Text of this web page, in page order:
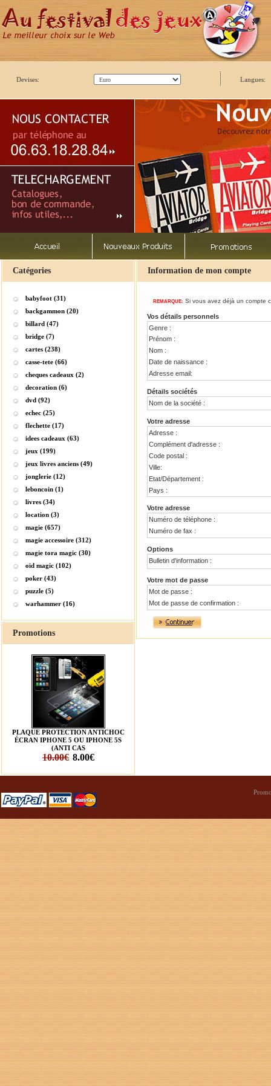
Devises: Langues:
Catégories
babyfoot (31)
backgammon (20)
billard (47)
bridge (7)
cartes (238)
casse-tete (66)
cheques cadeaux (2)
decoration (6)
dvd (92)
echec (25)
flechette (17)
idees cadeaux (63)
jeux (199)
jeux livres anciens (49)
jonglerie (12)
leboncoin (1)
livres (34)
location (3)
magie (657)
magie accessoire (312)
magie tora magic (30)
oid magic (102)
poker (43)
puzzle (5)
warhammer (16)
Promotions
PLAQUE PROTECTION ANTICHOC
ÉCRAN IPHONE 5 OU IPHONE 5S
(ANTI CAS
10.00€ 8.00€
Information de mon compte
REMARQUE: Si vous avez déjà un compte
Vos détails personnels
Genre :
Prénom :
Nom :
Date de naissance :
Adresse email:
Détails sociétés
Nom de la société :
Votre adresse
Adresse :
Complément d'adresse :
Code postal :
Ville:
Etat/Département :
Pays :
Votre adresse
Numéro de téléphone :
Numéro de fax :
Options
Bulletin d'information :
Votre mot de passe
Mot de passe :
Mot de passe de confirmation :